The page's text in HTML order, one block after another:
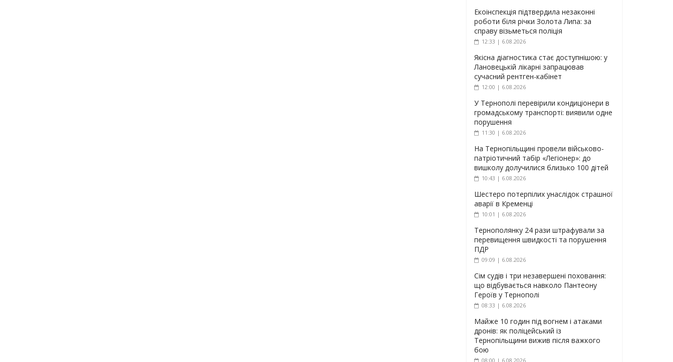
Екоінспекція підтвердила незаконні
роботи біля річки Золота Липа: за
справу візьметься поліція
12:33 | 6.08.2026
Якісна діагностика стає доступнішою: у
Лановецькій лікарні запрацював
сучасний рентген-кабінет
12:00 | 6.08.2026
У Тернополі перевірили кондиціонери в
громадському транспорті: виявили одне
порушення
11:30 | 6.08.2026
На Тернопільщині провели військово-
патріотичний табір «Легіонер»: до
вишколу долучилися близько 100 дітей
10:43 | 6.08.2026
Шестеро потерпілих унаслідок страшної
аварії в Кременці
10:01 | 6.08.2026
Тернополянку 24 рази штрафували за
перевищення швидкості та порушення
ПДР
09:09 | 6.08.2026
Сім судів і три незавершені поховання:
що відбувається навколо Пантеону
Героїв у Тернополі
08:33 | 6.08.2026
Майже 10 годин під вогнем і атаками
дронів: як поліцейський із
Тернопільщини вижив після важкого
бою
08:00 | 6.08.2026